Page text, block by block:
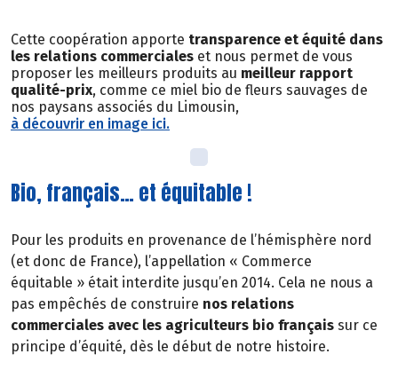
Cette coopération apporte transparence et équité dans
les relations commerciales et nous permet de vous
proposer les meilleurs produits au meilleur rapport
qualité-prix, comme ce miel bio de fleurs sauvages de
nos paysans associés du Limousin,
à découvrir en image ici.
Bio, français… et équitable !
Pour les produits en provenance de l’hémisphère nord
(et donc de France), l’appellation « Commerce
équitable » était interdite jusqu’en 2014. Cela ne nous a
pas empêchés de construire nos relations
commerciales avec les agriculteurs bio français sur ce
principe d’équité, dès le début de notre histoire.